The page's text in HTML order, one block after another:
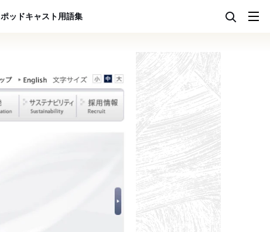
ポッドキャスト用語集